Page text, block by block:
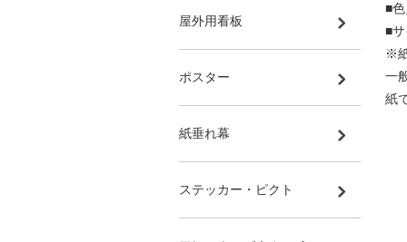
■
■
※
一
紙
屋外用看板
ポスター
紙垂れ幕
ステッカー・ピクト